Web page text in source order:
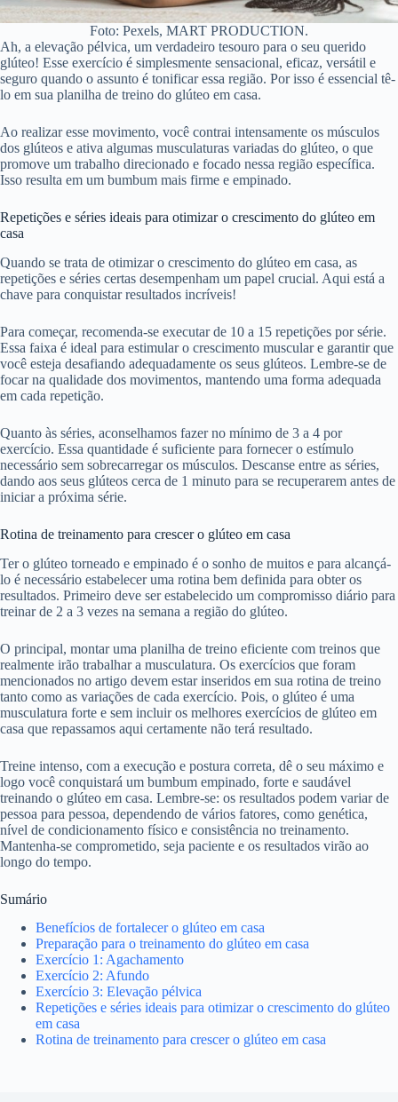
Foto: Pexels, MART PRODUCTION.
Ah, a elevação pélvica, um verdadeiro tesouro para o seu querido
glúteo! Esse exercício é simplesmente sensacional, eficaz, versátil e
seguro quando o assunto é tonificar essa região. Por isso é essencial tê-
lo em sua planilha de treino do glúteo em casa.
Ao realizar esse movimento, você contrai intensamente os músculos
dos glúteos e ativa algumas musculaturas variadas do glúteo, o que
promove um trabalho direcionado e focado nessa região específica.
Isso resulta em um bumbum mais firme e empinado.
Repetições e séries ideais para otimizar o crescimento do glúteo em
casa
Quando se trata de otimizar o crescimento do glúteo em casa, as
repetições e séries certas desempenham um papel crucial. Aqui está a
chave para conquistar resultados incríveis!
Para começar, recomenda-se executar de 10 a 15 repetições por série.
Essa faixa é ideal para estimular o crescimento muscular e garantir que
você esteja desafiando adequadamente os seus glúteos. Lembre-se de
focar na qualidade dos movimentos, mantendo uma forma adequada
em cada repetição.
Quanto às séries, aconselhamos fazer no mínimo de 3 a 4 por
exercício. Essa quantidade é suficiente para fornecer o estímulo
necessário sem sobrecarregar os músculos. Descanse entre as séries,
dando aos seus glúteos cerca de 1 minuto para se recuperarem antes de
iniciar a próxima série.
Rotina de treinamento para crescer o glúteo em casa
Ter o glúteo torneado e empinado é o sonho de muitos e para alcançá-
lo é necessário estabelecer uma rotina bem definida para obter os
resultados. Primeiro deve ser estabelecido um compromisso diário para
treinar de 2 a 3 vezes na semana a região do glúteo.
O principal, montar uma planilha de treino eficiente com treinos que
realmente irão trabalhar a musculatura. Os exercícios que foram
mencionados no artigo devem estar inseridos em sua rotina de treino
tanto como as variações de cada exercício. Pois, o glúteo é uma
musculatura forte e sem incluir os melhores exercícios de glúteo em
casa que repassamos aqui certamente não terá resultado.
Treine intenso, com a execução e postura correta, dê o seu máximo e
logo você conquistará um bumbum empinado, forte e saudável
treinando o glúteo em casa. Lembre-se: os resultados podem variar de
pessoa para pessoa, dependendo de vários fatores, como genética,
nível de condicionamento físico e consistência no treinamento.
Mantenha-se comprometido, seja paciente e os resultados virão ao
longo do tempo.
Sumário
Benefícios de fortalecer o glúteo em casa
Preparação para o treinamento do glúteo em casa
Exercício 1: Agachamento
Exercício 2: Afundo
Exercício 3: Elevação pélvica
Repetições e séries ideais para otimizar o crescimento do glúteo
em casa
Rotina de treinamento para crescer o glúteo em casa